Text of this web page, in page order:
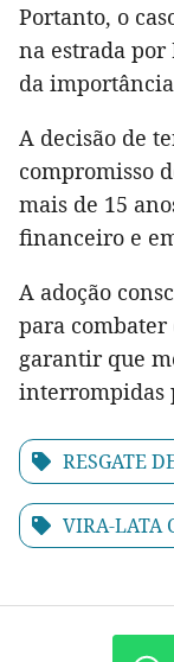
Portanto, o
na estrada
da
A decisão de
compromisso
mais de 15
financeiro e
A adoção
para combater
garantir que
interrompidas
RESGATE
VIRA-LATA